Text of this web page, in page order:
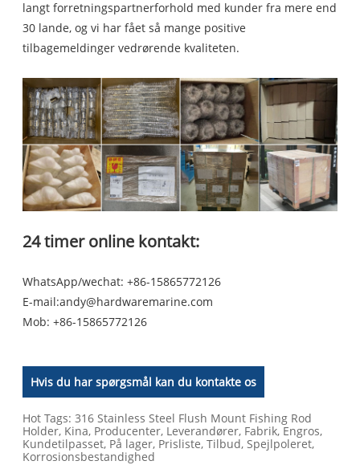
langt forretningspartnerforhold med kunder fra mere end
30 lande, og vi har fået så mange positive
tilbagemeldinger vedrørende kvaliteten.
24 timer online kontakt:
WhatsApp/wechat: +86-15865772126
E-mail:andy@hardwaremarine.com
Mob:+86-15865772126
Hvis du har spørgsmål kan du kontakte os
Hot Tags: 316 Stainless Steel Flush Mount Fishing Rod
Holder, Kina, Producenter, Leverandører, Fabrik, Engros,
Kundetilpasset, På lager, Prisliste, Tilbud, Spejlpoleret,
Korrosionsbestandighed